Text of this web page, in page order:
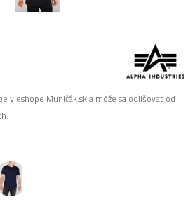
v eshope Muničák.sk a môže sa odlišovať od